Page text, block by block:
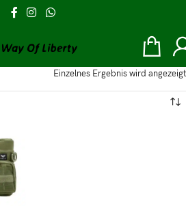
Einzelnes Ergebnis wird angezeigt